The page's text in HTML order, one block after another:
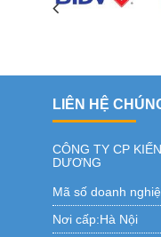
LIÊN HỆ
CÔNG TY CP
DƯƠNG
Mã số doanh
Nơi cấp:Hà Nội